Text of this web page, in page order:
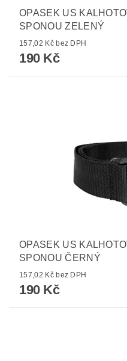
OPASEK US
SPONOU ZELENÝ
157,02 Kč bez DPH
190 Kč
OPASEK US
SPONOU ČERNÝ
157,02 Kč bez DPH
190 Kč